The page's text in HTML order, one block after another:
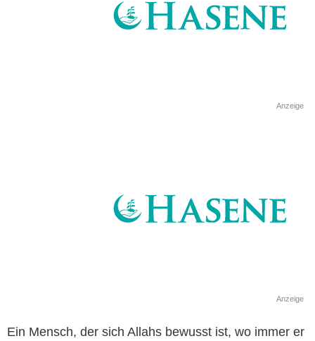
Anzeige
Anzeige
Ein Mensch, der sich Allahs bewusst ist, wo immer er